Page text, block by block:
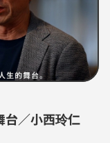
台／小西玲仁